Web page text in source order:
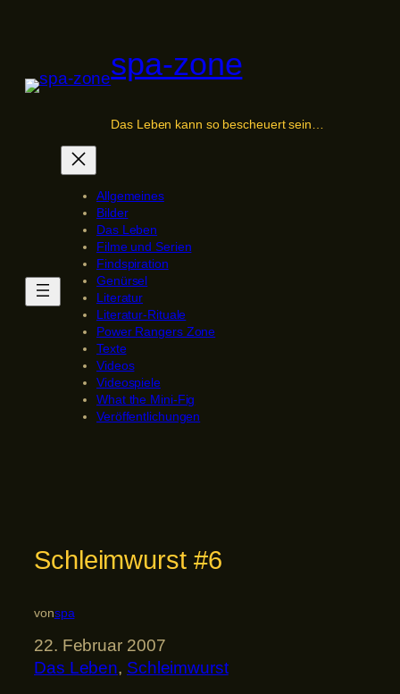
spa-zone
Das Leben kann so bescheuert sein…
Allgemeines
Bilder
Das Leben
Filme und Serien
Findspiration
Genürsel
Literatur
Literatur-Rituale
Power Rangers Zone
Texte
Videos
Videospiele
What the Mini-Fig
Veröffentlichungen
Schleimwurst #6
vonspa
22. Februar 2007
Das Leben, Schleimwurst